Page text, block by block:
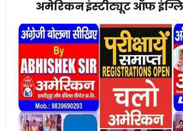
अमेरिकन इंस्टीट्यूट ऑफ